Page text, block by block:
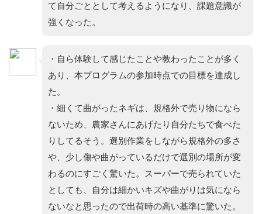
て自分ごととして考えるようになり、課題意識が
強くなった。
・自ら体験して感じたことや教わったことが多く
あり、本プログラムの参加時点での目標を達成し
た。
・細くて曲がったネギは、規格外で売り物になら
ないため、農家さんにあげたり自分たちで食べた
りしてるそう。選別作業をしながら規格外の多さ
や、少し傷や曲がっているだけで選別の場所が変
わるのにすごく驚いた。スーパーで売られていた
としても、自分は細かいキズや曲がりは気になら
ないなと思ったので出荷時の高い基準に驚いた。